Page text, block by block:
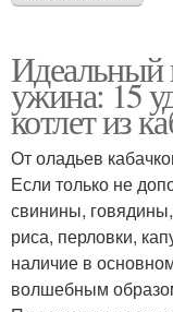
Идеальный
ужина: 15
котлет из
От оладьев
Если только не
свинины,
риса, перловки,
наличие в
волшебным